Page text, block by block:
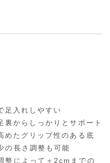
足入れしやすい
からしっかりとサポート
めたグリップ性のある底
の長さ調整も可能
整によって＋2cmまでの